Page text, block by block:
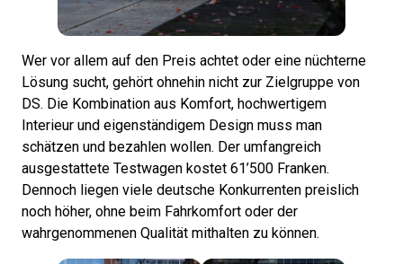
Wer vor allem auf den Preis achtet oder eine nüchterne
Lösung sucht, gehört ohnehin nicht zur Zielgruppe von
DS. Die Kombination aus Komfort, hochwertigem
Interieur und eigenständigem Design muss man
schätzen und bezahlen wollen. Der umfangreich
ausgestattete Testwagen kostet 61’500 Franken.
Dennoch liegen viele deutsche Konkurrenten preislich
noch höher, ohne beim Fahrkomfort oder der
wahrgenommenen Qualität mithalten zu können.